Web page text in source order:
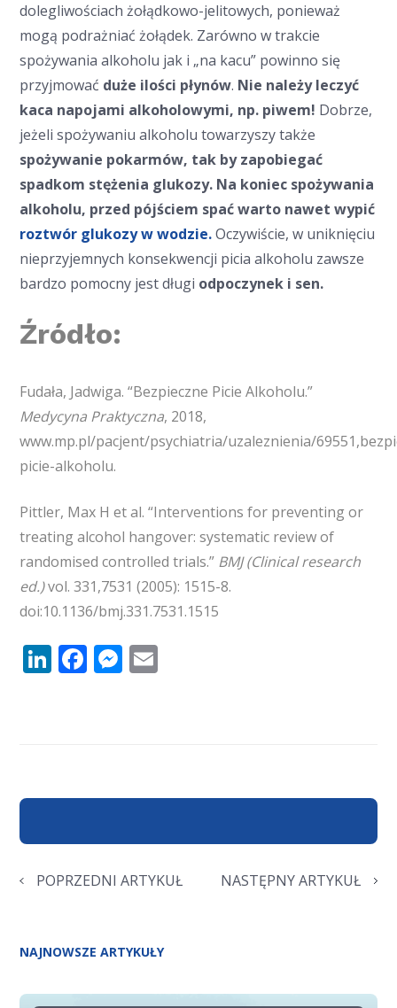
dolegliwościach żołądkowo-jelitowych, ponieważ
mogą podrażniać żołądek. Zarówno w trakcie
spożywania alkoholu jak i „na kacu” powinno się
przyjmować duże ilości płynów. Nie należy leczyć
kaca napojami alkoholowymi, np. piwem! Dobrze,
jeżeli spożywaniu alkoholu towarzyszy także
spożywanie pokarmów, tak by zapobiegać
spadkom stężenia glukozy. Na koniec spożywania
alkoholu, przed pójściem spać warto nawet wypić
roztwór glukozy w wodzie.Oczywiście, w uniknięciu
nieprzyjemnych konsekwencji picia alkoholu zawsze
bardzo pomocny jest długi odpoczynek i sen.
Źródło:
Fudała, Jadwiga. “Bezpieczne Picie Alkoholu.”
Medycyna Praktyczna, 2018,
www.mp.pl/pacjent/psychiatria/uzaleznienia/
picie-alkoholu.
Pittler, Max H et al. “Interventions for preventing or
treating alcohol hangover: systematic review of
randomised controlled trials.” BMJ (Clinical research
ed.)vol. 331,7531 (2005): 1515-8.
doi:10.1136/bmj.331.7531.1515
LinkedIn
Facebook
Messenger
POPRZEDNI ARTYKUŁ NASTĘPNY ARTYKUŁ
NAJNOWSZE ARTYKUŁY